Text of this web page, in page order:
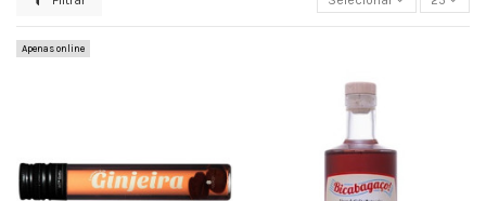
Apenas online